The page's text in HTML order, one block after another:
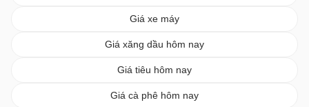
Giá xe máy
Giá xăng dầu hôm nay
Giá tiêu hôm nay
Giá cà phê hôm nay